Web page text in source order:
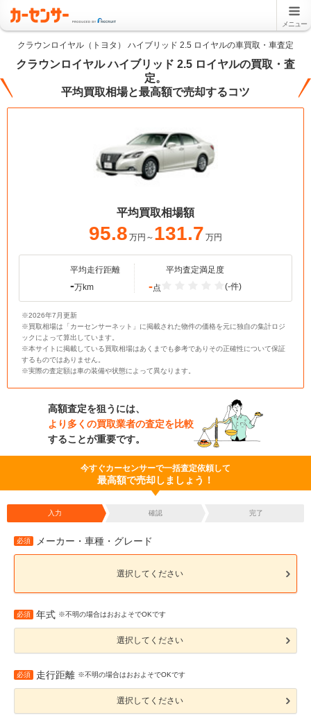
メニュー
クラウンロイヤル（トヨタ） ハイブリッド 2.5 ロイヤルの車買取・車査定
クラウンロイヤル ハイブリッド 2.5 ロイヤルの買取・査
定。
平均買取相場と最高額で売却するコツ
平均買取相場額
95.8 万円～ 131.7 万円
平均走行距離
-万km
平均査定満足度
-点 (-件)
※2026年7月更新
※買取相場は「カーセンサーネット」に掲載された物件の価格を元に独自の集計ロジ
ックによって算出しています。
※本サイトに掲載している買取相場はあくまでも参考でありその正確性について保証
するものではありません。
※実際の査定額は車の装備や状態によって異なります。
高額査定を狙うには、
より多くの買取業者の査定を比較
することが重要です。
今すぐカーセンサーで一括査定依頼して
最高額で売却しましょう！
入力 確認 完了
必須 メーカー・車種・グレード
選択してください
必須 年式 ※不明の場合はおおよそでOKです
選択してください
必須 走行距離 ※不明の場合はおおよそでOKです
選択してください